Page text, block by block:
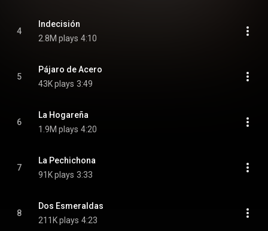
4
Indecisión
2.8M plays 4:10
5
Pájaro de Acero
43K plays 3:49
6
La Hogareña
1.9M plays 4:20
7
La Pechichona
91K plays 3:33
8
Dos Esmeraldas
211K plays 4:23